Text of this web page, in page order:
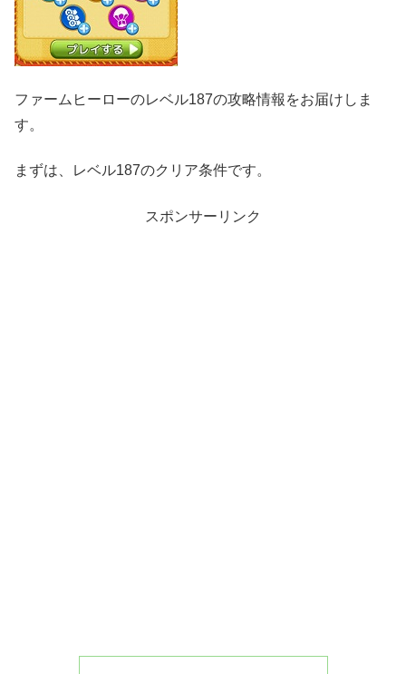
ファームヒーローのレベル187の攻略情報をお届けしま
す。
まずは、レベル187のクリア条件です。
スポンサーリンク